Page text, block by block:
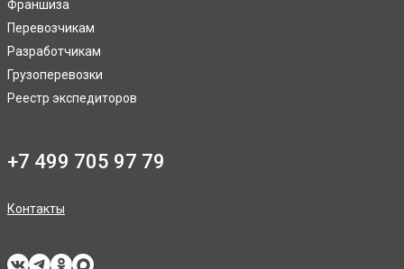
Франшиза
Перевозчикам
Разработчикам
Грузоперевозки
Реестр экспедиторов
+7 499 705 97 79
Контакты